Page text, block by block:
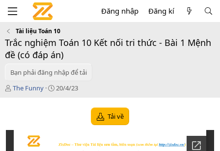
Đăng nhập Đăng kí
Tài liệu Toán 10
Trắc nghiệm Toán 10 Kết nối tri thức - Bài 1 Mệnh
đề (có đáp án)
Bạn phải đăng nhập để tải
T
ả
The Funny
C
20/4/23
Tải về